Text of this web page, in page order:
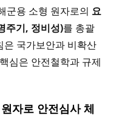
군용 소형 원자로의 요
주기, 정비성)를 총괄
은 국가보안과 비확산
심은 안전철학과 규제
자로 안전심사 체